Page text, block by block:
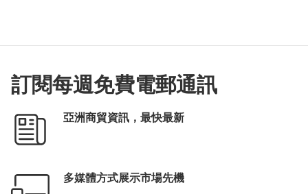
射頻識別
國際資訊科技博覽
訂閱每週免費電郵通訊
亞洲商貿資訊，最快最新
多媒體方式展示市場先機